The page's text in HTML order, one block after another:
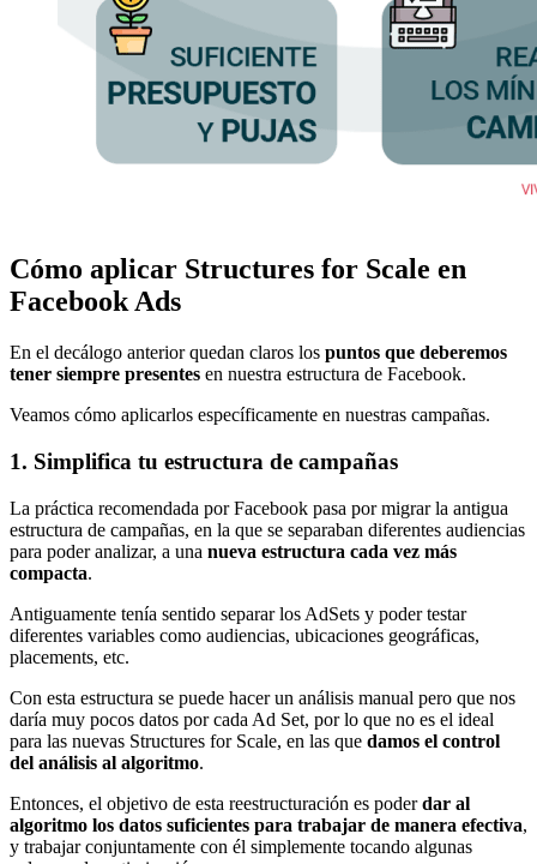
Cómo aplicar Structures for Scale en
Facebook Ads
En el decálogo anterior quedan claros los puntos que deberemos
tener siempre presentes en nuestra estructura de Facebook.
Veamos cómo aplicarlos específicamente en nuestras campañas.
1. Simplifica tu estructura de campañas
La práctica recomendada por Facebook pasa por migrar la antigua
estructura de campañas, en la que se separaban diferentes audiencias
para poder analizar, a una nueva estructura cada vez más
compacta.
Antiguamente tenía sentido separar los AdSets y poder testar
diferentes variables como audiencias, ubicaciones geográficas,
placements, etc.
Con esta estructura se puede hacer un análisis manual pero que nos
daría muy pocos datos por cada Ad Set, por lo que no es el ideal
para las nuevas Structures for Scale, en las que damos el control
del análisis al algoritmo.
Entonces, el objetivo de esta reestructuración es poderdar al
algoritmo los datos suficientes para trabajar de manera efectiva,
y trabajar conjuntamente con él simplemente tocando algunas